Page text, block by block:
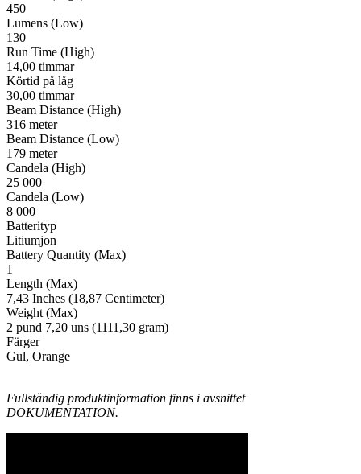
450
Lumens (Low)
130
Run Time (High)
14,00 timmar
Körtid på låg
30,00 timmar
Beam Distance (High)
316 meter
Beam Distance (Low)
179 meter
Candela (High)
25 000
Candela (Low)
8 000
Batterityp
Litiumjon
Battery Quantity (Max)
1
Length (Max)
7,43 Inches (18,87 Centimeter)
Weight (Max)
2 pund 7,20 uns (1111,30 gram)
Färger
Gul, Orange
Fullständig produktinformation finns i avsnittet
DOKUMENTATION.